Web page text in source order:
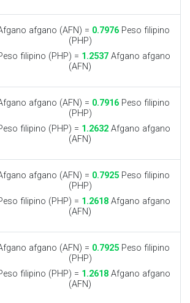
afgano (AFN) = 0.7976 Peso filipino
(PHP)
filipino (PHP) = 1.2537Afgano afgano
(AFN)
afgano (AFN) = 0.7916 Peso filipino
(PHP)
filipino (PHP) = 1.2632Afgano afgano
(AFN)
afgano (AFN) = 0.7925 Peso filipino
(PHP)
filipino (PHP) = 1.2618Afgano afgano
(AFN)
afgano (AFN) = 0.7925 Peso filipino
(PHP)
filipino (PHP) = 1.2618Afgano afgano
(AFN)